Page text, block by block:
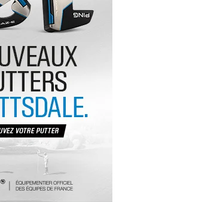
Tour 2026 : une saison
continents
la Fashion Week à
2025 : Céline Boutier
Cup 2025 : de retour a